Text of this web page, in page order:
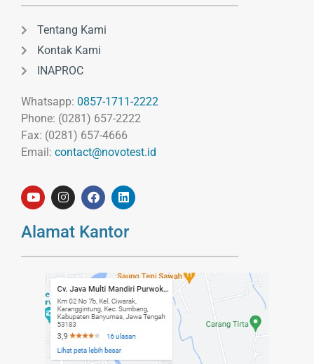
Tentang Kami
Kontak Kami
INAPROC
Whatsapp: 0857-1711-2222
Phone: (0281) 657-2222
Fax: (0281) 657-4666
Email: contact@novotest.id
Alamat Kantor